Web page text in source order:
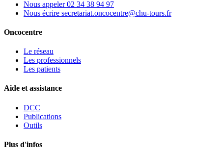
Nous appeler 02 34 38 94 97
Nous écrire secretariat.oncocentre@chu-tours.fr
Oncocentre
Le réseau
Les professionnels
Les patients
Aide et assistance
DCC
Publications
Outils
Plus d'infos